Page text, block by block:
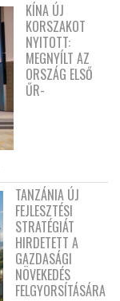
KÍNA ÚJ
KORSZAKOT
NYITOTT:
MEGNYÍLT AZ
ORSZÁG ELSŐ
ŰR-
TANZÁNIA ÚJ
FEJLESZTÉSI
STRATÉGIÁT
HIRDETETT A
GAZDASÁGI
NÖVEKEDÉS
FELGYORSÍTÁSÁRA